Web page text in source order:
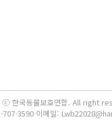
한국동물보호연합. All right
707-3590 이메일: